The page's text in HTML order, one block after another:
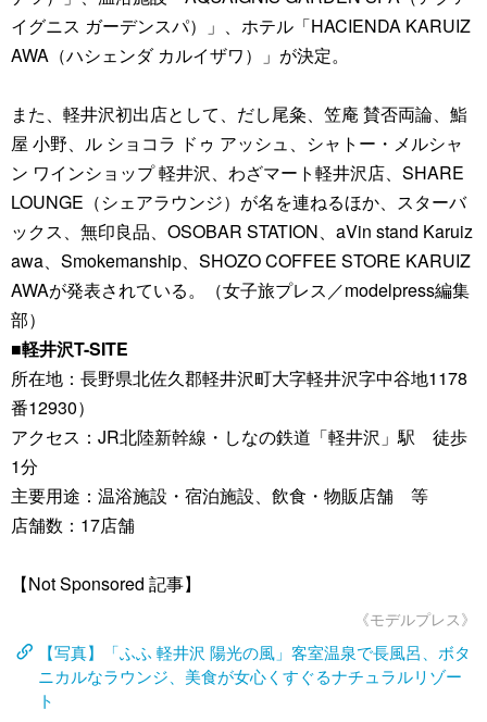
イグニス ガーデンスパ）」、ホテル「HACIENDA KARUIZ
AWA（ハシェンダ カルイザワ）」が決定。
また、軽井沢初出店として、だし尾粂、笠庵 賛否両論、鮨
屋 小野、ル ショコラ ドゥ アッシュ、シャトー・メルシャ
ン ワインショップ 軽井沢、わざマート軽井沢店、SHARE
LOUNGE（シェアラウンジ）が名を連ねるほか、スターバ
ックス、無印良品、OSOBAR STATION、aVin stand Karuiz
awa、Smokemanship、SHOZO COFFEE STORE KARUIZ
AWAが発表されている。（女子旅プレス／modelpress編集
部）
■軽井沢T-SITE
所在地：長野県北佐久郡軽井沢町大字軽井沢字中谷地1178
番12930）
アクセス：JR北陸新幹線・しなの鉄道「軽井沢」駅 徒歩
1分
主要用途：温浴施設・宿泊施設、飲食・物販店舗 等
店舗数：17店舗
【Not Sponsored 記事】
《モデルプレス》
【写真】「ふふ 軽井沢 陽光の風」客室温泉で長風呂、ボタ
ニカルなラウンジ、美食が女心くすぐるナチュラルリゾー
ト